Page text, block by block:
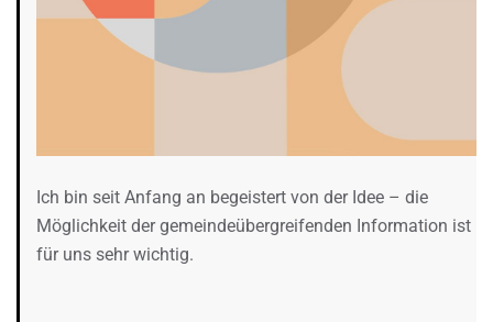
Ich bin seit Anfang an begeistert von der Idee – die
Möglichkeit der gemeindeübergreifenden Information ist
für uns sehr wichtig.